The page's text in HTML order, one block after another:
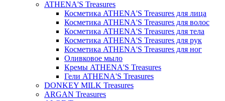
ATHENA'S Treasures
Косметика ATHENA'S Treasures для лица
Косметика ATHENA'S Treasures для волос
Косметика ATHENA'S Treasures для тела
Косметика ATHENA'S Treasures для рук
Косметика ATHENA'S Treasures для ног
Оливковое мыло
Кремы ATHENA'S Treasures
Гели ATHENA'S Treasures
DONKEY MILK Treasures
ARGAN Treasures